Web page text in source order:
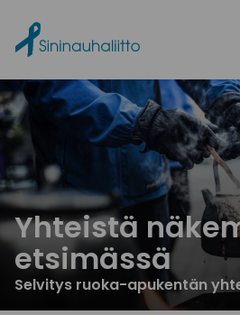
Yhteistä
etsimässä
Selvitys ruoka-apukentän